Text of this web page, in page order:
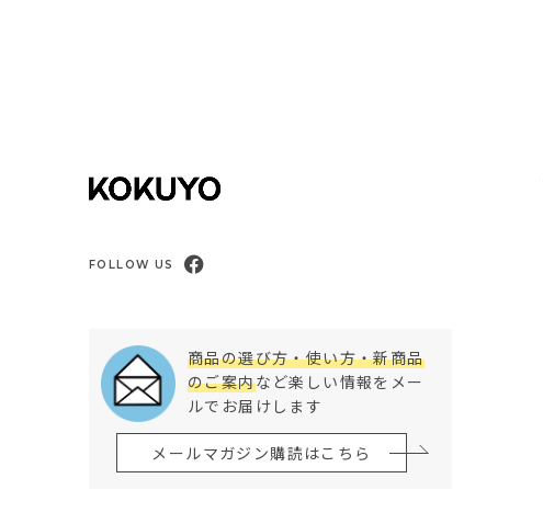
FOLLOW US
商品の選び方・使い方・新商品
のご案内など楽しい情報をメー
ルでお届けします
メールマガジン購読はこちら